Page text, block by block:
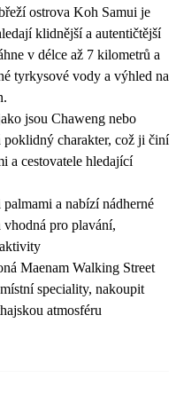
ostrova Koh Samui je
klidnější a autentičtější
v délce až 7 kilometrů a
tyrkysové vody a výhled na
jsou Chaweng nebo
poklidný charakter, což ji činí
a cestovatele hledající
a nabízí nádherné
vhodná pro plavání,
Maenam Walking Street
speciality, nakoupit
atmosféru